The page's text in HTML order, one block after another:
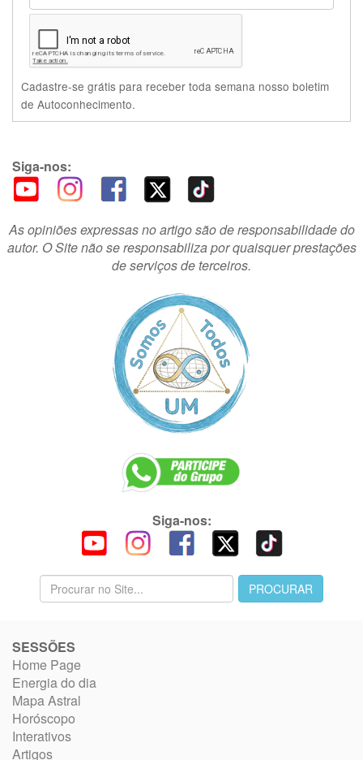
Cadastre-se grátis para receber toda semana nosso boletim
de Autoconhecimento.
Siga-nos:
As opiniões expressas no artigo são de responsabilidade do
autor. O Site não se responsabiliza por quaisquer prestações
de serviços de terceiros.
Siga-nos:
SESSÕES
Home Page
Energia do dia
Mapa Astral
Horóscopo
Interativos
Artigos